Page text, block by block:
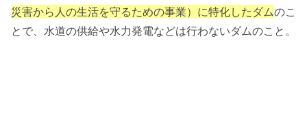
災害から人の生活を守るための事業）に特化したダムのこ
とで、水道の供給や水力発電などは行わないダムのこと。